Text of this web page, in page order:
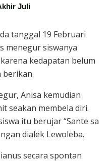
Juli
tanggal 19 Februari
menegur siswanya
kedapatan belum
berikan.
Anisa kemudian
seakan membela diri.
itu berujar “Sante sa
dialek Lewoleba.
secara spontan